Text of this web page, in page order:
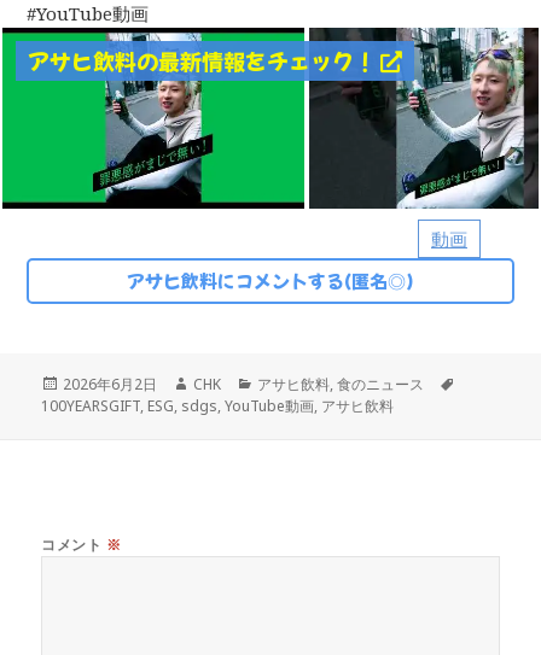
動画
YouTube動画
アサヒ飲料の最新情報をチェック！
アサヒ飲料にコメントする(匿名◎)
投
稿
2026年6月2日
作
成
CHK
カ
テ
アサヒ飲料,食のニュース
100YEARSGIFT, ESG, sdgs,YouTube動画, アサヒ飲料
コメント ※